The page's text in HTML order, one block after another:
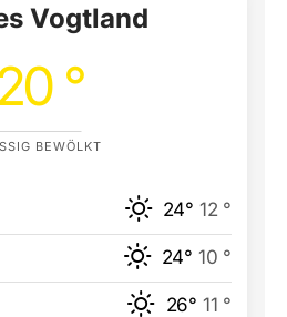
Vogtland
°
BEWÖLKT
24° 12 °
24° 10 °
26° 11 °